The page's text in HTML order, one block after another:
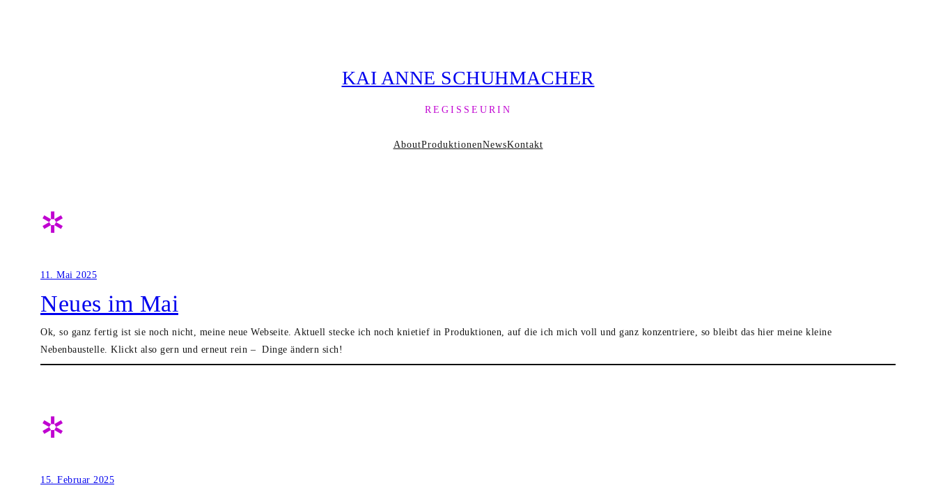
KAI ANNE SCHUHMACHER
REGISSEURIN
AboutProduktionenNewsKontakt
✲
11. Mai 2025
Neues im Mai
Ok, so ganz fertig ist sie noch nicht, meine neue Webseite. Aktuell stecke ich noch knietief in Produktionen, auf die ich mich voll und ganz konzentriere, so bleibt das hier meine kleine
Nebenbaustelle. Klickt also gern und erneut rein – Dinge ändern sich!
✲
15. Februar 2025